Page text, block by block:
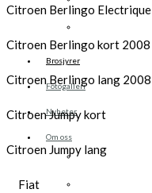
Brosjyrer
Fotogalleri
Nyheter
Om oss
Skreddersøm
Citroen Berlingo Electrique
Citroen Berlingo kort 2008
Citroen Berlingo lang 2008
Citroen Jumpy kort
Citroen Jumpy lang
Fiat